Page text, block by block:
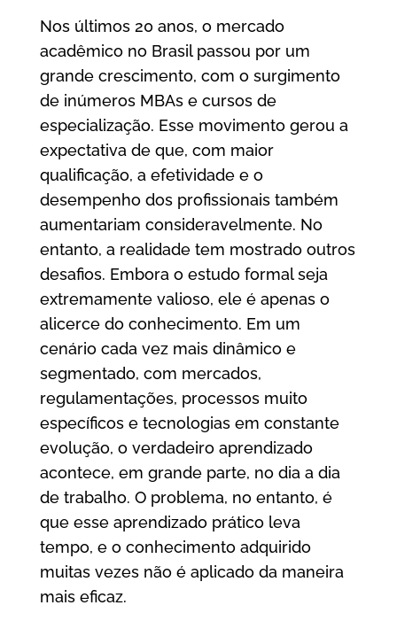
Nos últimos 20 anos, o mercado
acadêmico no Brasil passou por um
grande crescimento, com o surgimento
de inúmeros MBAs e cursos de
especialização. Esse movimento gerou a
expectativa de que, com maior
qualificação, a efetividade e o
desempenho dos profissionais também
aumentariam consideravelmente. No
entanto, a realidade tem mostrado outros
desafios. Embora o estudo formal seja
extremamente valioso, ele é apenas o
alicerce do conhecimento. Em um
cenário cada vez mais dinâmico e
segmentado, com mercados,
regulamentações, processos muito
específicos e tecnologias em constante
evolução, o verdadeiro aprendizado
acontece, em grande parte, no dia a dia
de trabalho. O problema, no entanto, é
que esse aprendizado prático leva
tempo, e o conhecimento adquirido
muitas vezes não é aplicado da maneira
mais eficaz.